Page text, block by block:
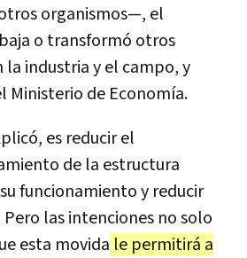
organismos—, el
o transformó otros
la industria y el campo, y
Ministerio de Economía.
es reducir el
de la estructura
funcionamiento y reducir
las intenciones no solo
esta movida le permitirá a